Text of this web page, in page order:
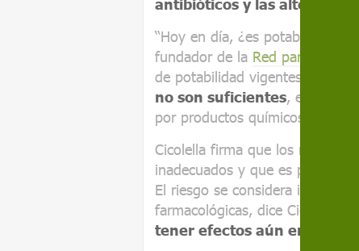
antibióticos y las
“Hoy en día, ¿es potable el
fundador de la Red para la
de potabilidad vigentes están
no son suficientes, el
por productos químicos”,
Cicolella firma que los mismos
inadecuados y que es preciso
El riesgo se considera
farmacológicas, dice Cicolella,
tener efectos aún en dosis